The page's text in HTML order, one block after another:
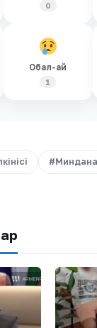
0
Обал-ай
1